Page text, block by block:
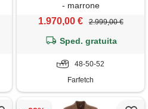
- marrone
1.970,00 € 2.999,00 €
Sped. gratuita
48-50-52
Farfetch